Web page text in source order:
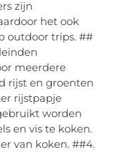
zijn
het ook
outdoor trips. ##
meerdere
rijst en groenten
rijstpapje
worden
en vis te koken.
van koken. ##4.